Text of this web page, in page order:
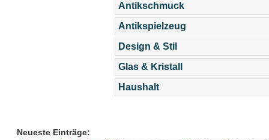
Antikschmuck
Antikspielzeug
Design & Stil
Glas & Kristall
Haushalt
Neueste Einträge: